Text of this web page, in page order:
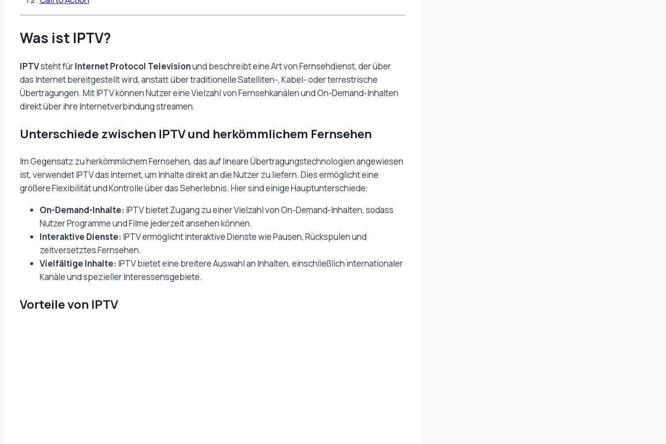
Was ist IPTV?
IPTVsteht fürInternet Protocol Televisionund beschreibt eine Art von Fernsehdienst, der über
das Internet bereitgestellt wird, anstatt über traditionelle Satelliten-, Kabel- oder terrestrische
Übertragungen. Mit IPTV können Nutzer eine Vielzahl von Fernsehkanälen und On-Demand-Inhalten
direkt über ihre Internetverbindung streamen.
Unterschiede zwischen IPTV und herkömmlichem Fernsehen
Im Gegensatz zu herkömmlichem Fernsehen, das auf lineare Übertragungstechnologien angewiesen
ist, verwendet IPTV das Internet, um Inhalte direkt an die Nutzer zu liefern. Dies ermöglicht eine
größere Flexibilität und Kontrolle über das Seherlebnis. Hier sind einige Hauptunterschiede:
On-Demand-Inhalte: IPTV bietet Zugang zu einer Vielzahl von On-Demand-Inhalten, sodass
Nutzer Programme und Filme jederzeit ansehen können.
Interaktive Dienste: IPTV ermöglicht interaktive Dienste wie Pausen, Rückspulen und
zeitversetztes Fernsehen.
Vielfältige Inhalte: IPTV bietet eine breitere Auswahl an Inhalten, einschließlich internationaler
Kanäle und spezieller Interessensgebiete.
Vorteile von IPTV